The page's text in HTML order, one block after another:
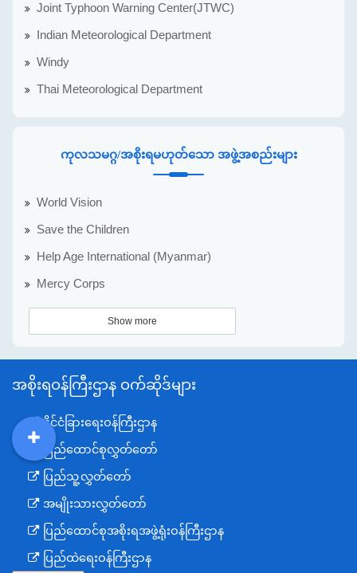
Joint Typhoon Warning Center(JTWC)
Indian Meteorological Department
Windy
Thai Meteorological Department
ကုလသမဂ္ဂ/အစိုးရမဟုတ်သော အဖွဲ့အစည်းများ
World Vision
Save the Children
Help Age International (Myanmar)
Mercy Corps
Show more
အစိုးရဝန်ကြီးဌာန ဝက်ဆိုဒ်များ
နိုင်ငံခြားရေးဝန်ကြီးဌာန
ပြည်ထောင်စုလွှတ်တော်
ပြည်သူ့လွှတ်တော်
အမျိုးသားလွှတ်တော်
ပြည်ထောင်စုအစိုးရအဖွဲ့ရုံးဝန်ကြီးဌာန
ပြည်ထဲရေးဝန်ကြီးဌာန
DDM